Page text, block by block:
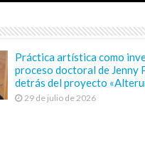
Práctica artística como
proceso doctoral de Jenny
detrás del proyecto
29 de julio de 2026